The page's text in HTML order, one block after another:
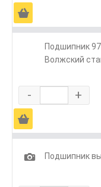
Ä
Подшипник
Волжский
- +
Ä
1
Подшипник